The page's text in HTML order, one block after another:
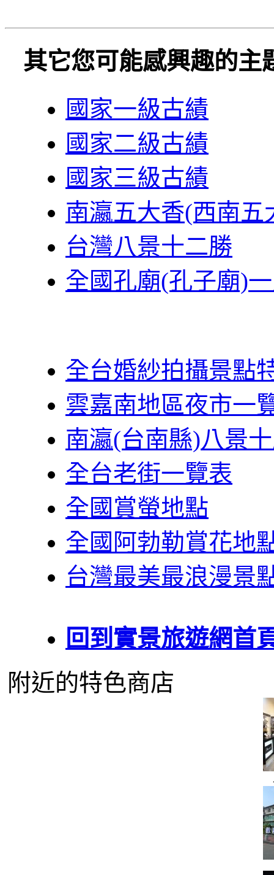
其它您可能感興趣的主
國家一級古績
國家二級古績
國家三級古績
南瀛五大香(西南五
台灣八景十二勝
全國孔廟(孔子廟)
全台婚紗拍攝景點
雲嘉南地區夜市一
南瀛(台南縣)八景
全台老街一覽表
全國賞螢地點
全國阿勃勒賞花地
台灣最美最浪漫景
回到實景旅遊網首
附近的特色商店